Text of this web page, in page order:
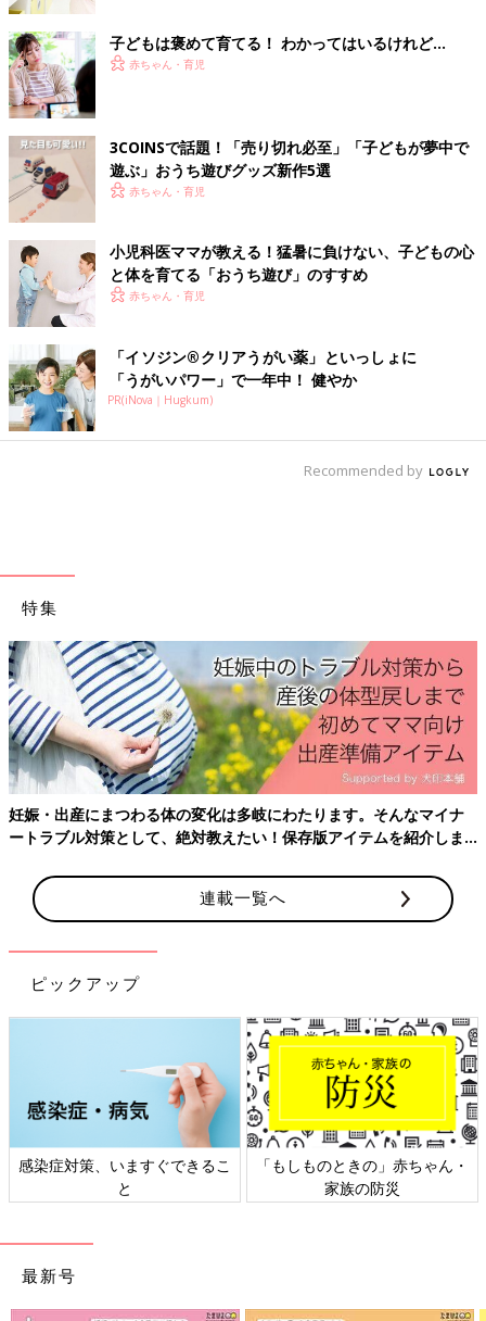
子どもは褒めて育てる！ わかってはいるけれど…
赤ちゃん・育児
3COINSで話題！「売り切れ必至」「子どもが夢中で
遊ぶ」おうち遊びグッズ新作5選
赤ちゃん・育児
小児科医ママが教える！猛暑に負けない、子どもの心
と体を育てる「おうち遊び」のすすめ
赤ちゃん・育児
「イソジン®クリアうがい薬」といっしょに
「うがいパワー」で一年中！ 健やか
PR(iNova｜Hugkum)
Recommended by
特集
妊娠・出産にまつわる体の変化は多岐にわたります。そんなマイナ
ートラブル対策として、絶対教えたい！保存版アイテムを紹介しま
連載一覧へ
ピックアップ
感染症対策、いますぐできるこ
と
「もしものときの」赤ちゃん・
家族の防災
最新号